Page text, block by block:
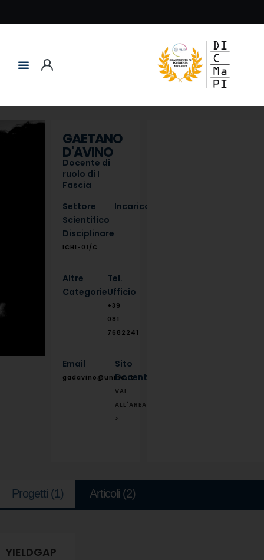
GAETANO
D'AVINO
Docente di
ruolo di I
Fascia
Settore
Scientifico
Disciplinare
ICHI-01/C
Incarico
Altre
Categorie
Tel.
Ufficio
+39
081
7682241
Email
gadavino@unina.it
Sito
Docente
VAI
ALL'AREA
>
Progetti (1) Articoli (2)
YIELDGAP